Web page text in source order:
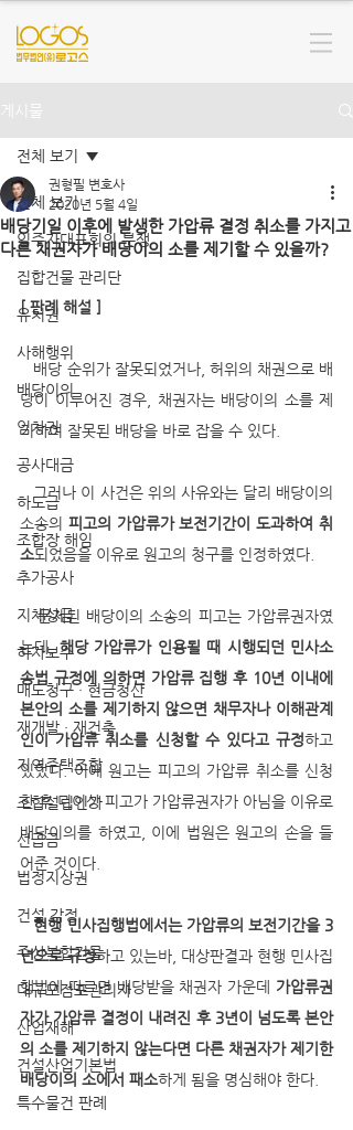
게시물
전체 보기
입주자대표회의 분쟁
집합건물 관리단
유치권
사해행위
배당이의
임차권
공사대금
하도급
조합장 해임
추가공사
지체상금
하자보수
매도청구 · 현금청산
재개발 · 재건축
지역주택조합
조합설립인가
선급금
법정지상권
건설 감정
주상복합건물
대규모점포관리자
산업재해
건설산업기본법
특수물건 판례
전체 보기
배당기일 이후에 발생한 가압류 결정 취소를 가지고
다른 채권자가 배당이의 소를 제기할 수 있을까?
권형필 변호사
2020년 5월 4일
[ 판례 해설 ]
당이 이루어진 경우, 채권자는 배당이의 소를 제
기하여 잘못된 배당을 바로 잡을 수 있다.
   그러나 이 사건은 위의 사유와는 달리 배당이의
소송의 피고의 가압류가 보전기간이 도과하여 취
소되었음을 이유로 원고의 청구를 인정하였다.
   문제된 배당이의 소송의 피고는 가압류권자였
는데, 해당 가압류가 인용될 때 시행되던 민사소
송법 규정에 의하면 가압류 집행 후 10년 이내에
본안의 소를 제기하지 않으면 채무자나 이해관계
인이 가압류 취소를 신청할 수 있다고 규정하고
있었다. 이에 원고는 피고의 가압류 취소를 신청
한 후 더이상 피고가 가압류권자가 아님을 이유로
배당이의를 하였고, 이에 법원은 원고의 손을 들
어준 것이다.
현행 민사집행법에서는 가압류의 보전기간을 3
년으로 규정하고 있는바, 대상판결과 현행 민사집
행법에 따르면 배당받을 채권자 가운데 가압류권
자가 가압류 결정이 내려진 후 3년이 넘도록 본안
의 소를 제기하지 않는다면 다른 채권자가 제기한
배당이의 소에서 패소하게 됨을 명심해야 한다.